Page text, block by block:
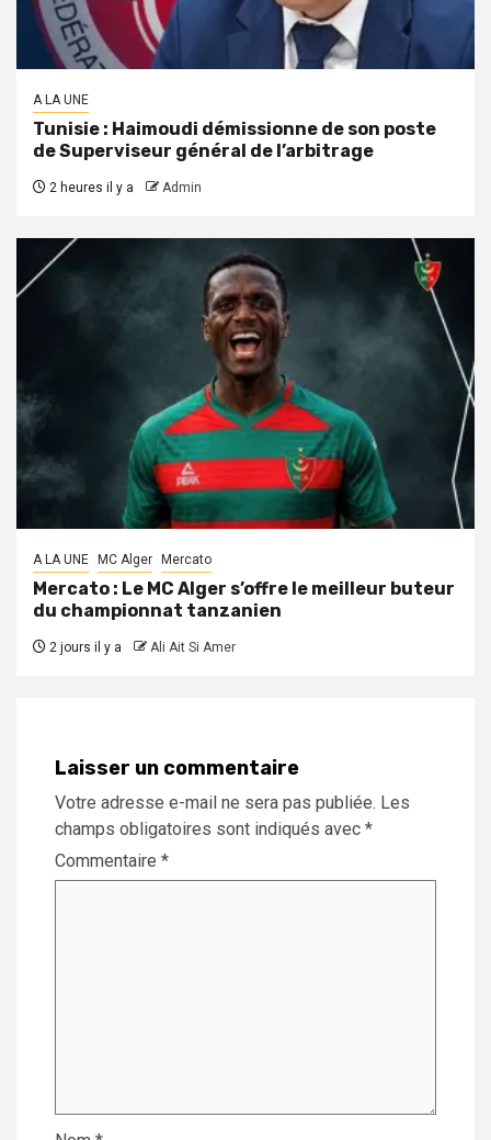
A LA UNE
Tunisie : Haimoudi démissionne de son poste
de Superviseur général de l’arbitrage
2 heures il y a Admin
A LA UNE MC Alger Mercato
Mercato : Le MC Alger s’offre le meilleur buteur
du championnat tanzanien
2 jours il y a Ali Ait Si Amer
Laisser un commentaire
Votre adresse e-mail ne sera pas publiée. Les
champs obligatoires sont indiqués avec *
Commentaire *